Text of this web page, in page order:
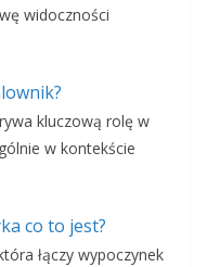
widoczności
kluczową rolę w
w kontekście
co to jest?
łączy wypoczynek